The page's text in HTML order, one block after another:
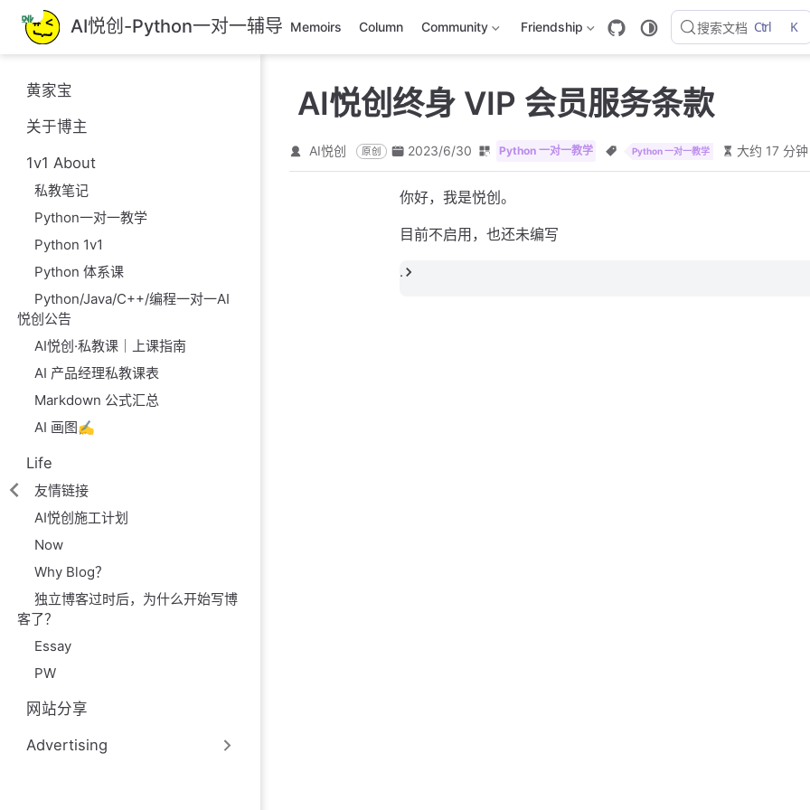
跳
至
主
要
內
容
AI悦创-Python一对一辅导 Memoirs Column Community Friendship 搜索文档 Ctrl K
黄家宝
关于博主
1v1 About
私教笔记
Python一对一教学
Python 1v1
Python 体系课
Python/Java/C++/编程一对一AI
悦创公告
AI悦创·私教课｜上课指南
AI 产品经理私教课表
Markdown 公式汇总
AI 画图✍️
Life
友情链接
AI悦创施工计划
Now
Why Blog？
独立博客过时后，为什么开始写博
客了？
Essay
PW
网站分享
Advertising
AI悦创终身 VIP 会员服务条款
AI悦创 原创 2023/6/30 Python 一对一教学 Python 一对一教学 大约 17 分钟
你好，我是悦创。
目前不启用，也还未编写
.